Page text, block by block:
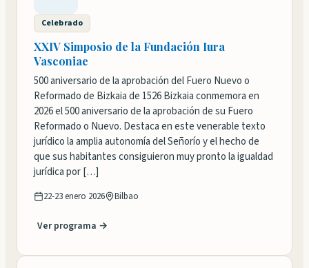
Celebrado
XXIV Simposio de la Fundación Iura
Vasconiae
500 aniversario de la aprobación del Fuero Nuevo o
Reformado de Bizkaia de 1526 Bizkaia conmemora en
2026 el 500 aniversario de la aprobación de su Fuero
Reformado o Nuevo. Destaca en este venerable texto
jurídico la amplia autonomía del Señorío y el hecho de
que sus habitantes consiguieron muy pronto la igualdad
jurídica por […]
22-23 enero 2026 Bilbao
Ver programa →